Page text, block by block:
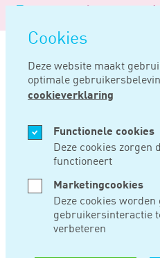
overslaan
Cookies
Deze website maakt
optimale
cookieverklaring
Functionele cookies
Deze cookies zorgen
functioneert
Marketingcookies
Deze cookies
gebruikersinteractie
verbeteren
Logo
Noord
Negentig
Home Nieuws
JAN 28, 2019
REMT